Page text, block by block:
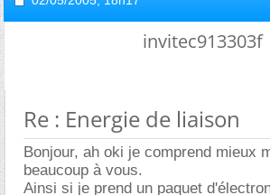
invitec913303f
Re : Energie de liaison
Bonjour, ah oki je comprend mieux
beaucoup à vous.
Ainsi si je prend un paquet